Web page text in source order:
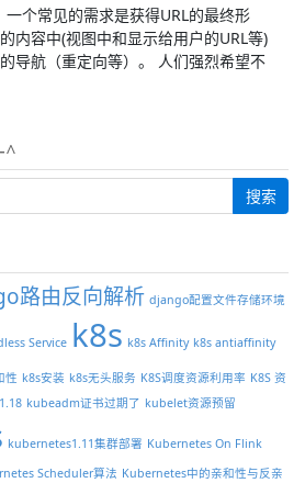
个常见的需求是获得URL的最终形
内容中(视图中和显示给用户的URL等)
导航（重定向等）。 人们强烈希望不
^
路由反向解析 django配置文件存储环境
Service k8s k8s Affinity k8s antiaffinity
性 k8s安装 k8s无头服务 K8S调度资源利用率 K8S 资
kubeadm证书过期了 kubelet资源预留
kubernetes1.11集群部署 Kubernetes On Flink
Scheduler算法 Kubernetes中的亲和性与反亲